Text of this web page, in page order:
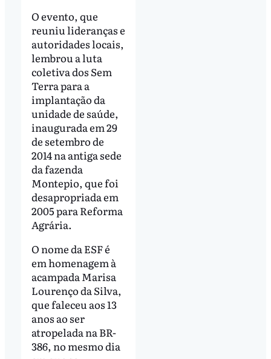
O evento, que
reuniu lideranças e
autoridades locais,
lembrou a luta
coletiva dos Sem
Terra para a
implantação da
unidade de saúde,
inaugurada em 29
de setembro de
2014 na antiga sede
da fazenda
Montepio, que foi
desapropriada em
2005 para Reforma
Agrária.
O nome da ESF é
em homenagem à
acampada Marisa
Lourenço da Silva,
que faleceu aos 13
anos ao ser
atropelada na BR-
386, no mesmo dia